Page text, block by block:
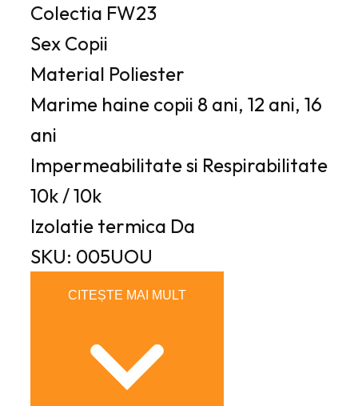
Colectia FW23
Sex Copii
Material Poliester
Marime haine copii 8 ani, 12 ani, 16
ani
Impermeabilitate si Respirabilitate
10k / 10k
Izolatie termica Da
SKU: 005UOU